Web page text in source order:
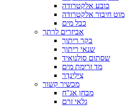
כובע אלקטרודה
מוט חיבור אלקטרודה
כבל מים
אביזרים לרתך
בקר ריתוך
שנאי ריתוך
שסתום סולנואיד
מד זרימת מים
צִילִינדֶר
מכשיר קשור
מבחן אג"ח
גלאי זרם